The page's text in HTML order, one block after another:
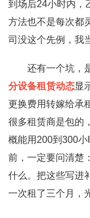
到场后24小时内，
方法也不是每次都
司没这个先例，我
还有一个坑，
分设备租赁动态显
更换费用转嫁给承
很多租赁商是包的
概能用200到300
前，一定要问清楚
什么。把这些写进
一次租了三个月，